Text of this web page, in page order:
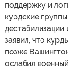
поддержку и
курдские
дестабилизации
заявил, что
позже
ослабил